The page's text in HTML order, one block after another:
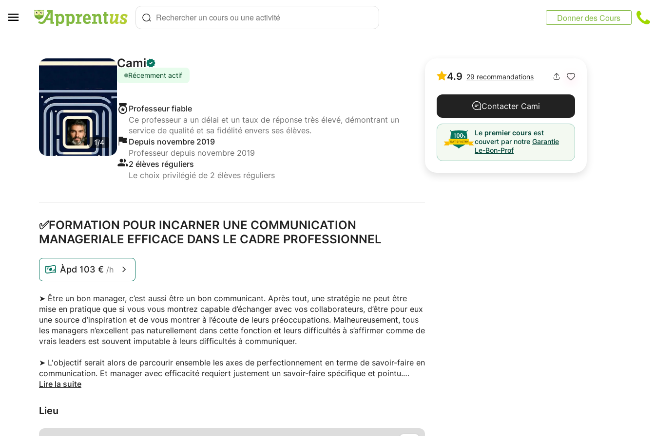
Rechercher un cours ou une activité Donner des Cours
1/4
Cami
Récemment actif
Professeur fiable
Ce professeur a un délai et un taux de réponse très élevé, démontrant un
service de qualité et sa fidélité envers ses élèves.
Depuis novembre 2019
Professeur depuis novembre 2019
2 élèves réguliers
Le choix privilégié de 2 élèves réguliers
✅FORMATION POUR INCARNER UNE COMMUNICATION
MANAGERIALE EFFICACE DANS LE CADRE PROFESSIONNEL
Àpd 103 € /h
➤ Être un bon manager, c’est aussi être un bon communicant. Après tout, une stratégie ne peut être
mise en pratique que si vous vous montrez capable d’échanger avec vos collaborateurs, d’être pour eux
une source d’inspiration et de vous montrer à l’écoute de leurs préoccupations. Malheureusement, tous
les managers n’excellent pas naturellement dans cette fonction et leurs difficultés à s’affirmer comme de
vrais leaders est souvent imputable à leurs difficultés à communiquer.
➤ L'objectif serait alors de parcourir ensemble les axes de perfectionnement en terme de savoir-faire en
communication. Et manager avec efficacité requiert justement un savoir-faire spécifique et pointu.
l'entreprise et l'organisation et plus spécifiquement, entre le manager et son équipe. Ce cadre est en
charge de transmettre les informations et directives provenant des niveaux hiérarchiques supérieurs,
appuyer la communication interne , distiller les messages liés à son propre management pour obtenir
Lire la suite
Lieu
4.9 29 recommandations
Contacter Cami
Le premier cours est
couvert par notre Garantie
Le-Bon-Prof